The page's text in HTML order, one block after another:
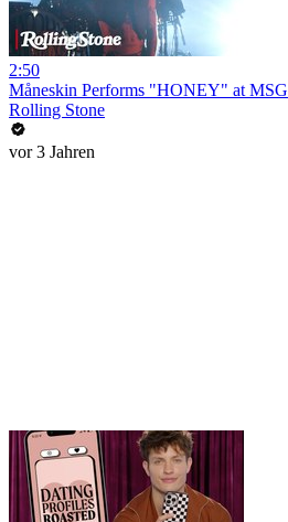
2:50
Måneskin Performs "HONEY" at MSG
Rolling Stone
vor 3 Jahren